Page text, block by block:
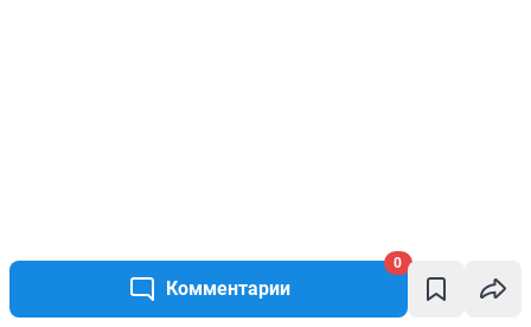
Комментарии
0